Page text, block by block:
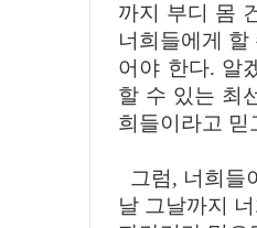
까지 부디 몸
너희들에게
어야 한다. 알
할 수 있는 최
희들이라고 믿
그럼, 너희들
날 그날까지